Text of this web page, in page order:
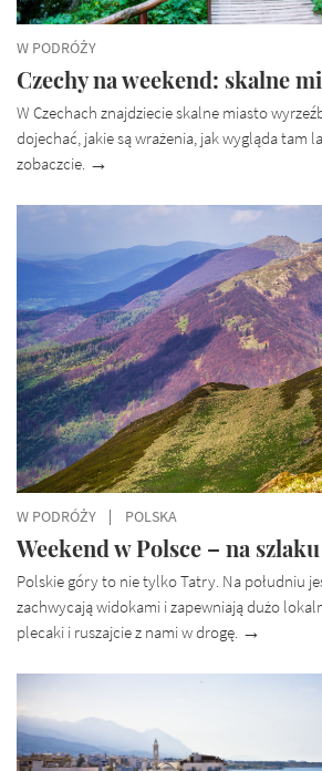
W PODRÓŻY
Czechy na weekend: skalne
W Czechach znajdziecie skalne miasto
dojechać, jakie są wrażenia, jak wygląda tam
zobaczcie.
W PODRÓŻY POLSKA
Weekend w Polsce – na
Polskie góry to nie tylko Tatry. Na południu
zachwycają widokami i zapewniają dużo
plecaki i ruszajcie z nami w drogę.